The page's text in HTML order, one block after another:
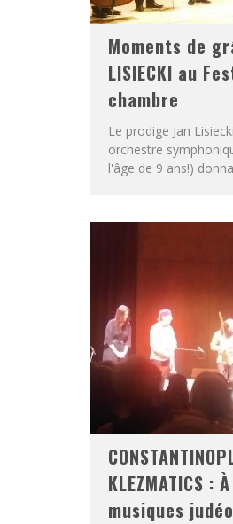
Moments de
LISIECKI au
chambre
Le prodige Jan
orchestre
l'âge de 9 ans!)
KLEZMATICS
musiques